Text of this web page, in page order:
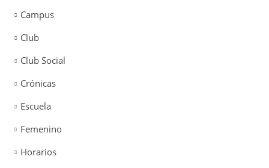
Campus
Club
Club Social
Crónicas
Escuela
Femenino
Horarios